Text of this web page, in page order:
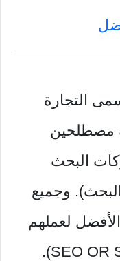
التجارة
مصطلحين
البحث
وجميع
لعملهم